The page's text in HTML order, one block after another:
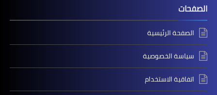
الصفحات
الصفحة الرئيسية
سياسة الخصوصية
اتفاقية الاستخدام